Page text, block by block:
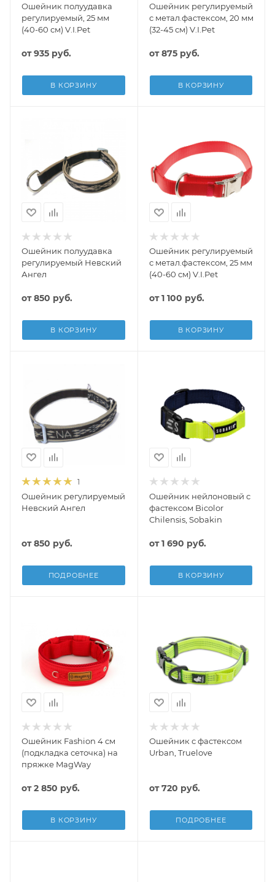
Ошейник полуудавка
регулируемый, 25 мм
(40-60 см) V.I.Pet
от935 руб.
В КОРЗИНУ
Ошейник регулируемый
с метал.фастексом, 20 мм
(32-45 см) V.I.Pet
от875 руб.
В КОРЗИНУ
Ошейник полуудавка
регулируемый Невский
Ангел
от850 руб.
В КОРЗИНУ
Ошейник регулируемый
с метал.фастексом, 25 мм
(40-60 см) V.I.Pet
от1 100 руб.
В КОРЗИНУ
1
Ошейник регулируемый
Невский Ангел
от850 руб.
ПОДРОБНЕЕ
Ошейник нейлоновый с
фастексом Bicolor
Chilensis, Sobakin
от1 690 руб.
В КОРЗИНУ
Ошейник Fashion 4 см
(подкладка сеточка) на
пряжке MagWay
от2 850 руб.
В КОРЗИНУ
Ошейник с фастексом
Urban, Truelove
от720 руб.
ПОДРОБНЕЕ